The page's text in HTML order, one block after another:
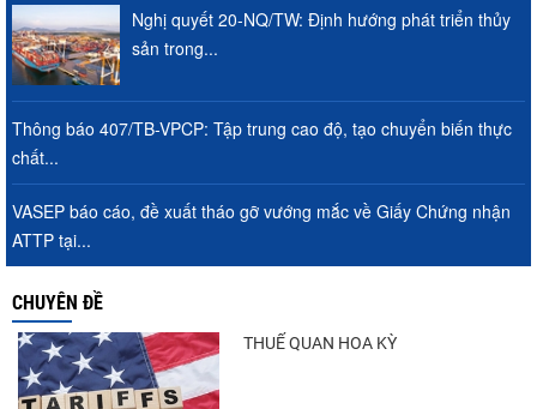
Nghị quyết 20-NQ/TW: Định hướng phát triển thủy
sản trong...
Thông báo 407/TB-VPCP: Tập trung cao độ, tạo chuyển biến thực
chất...
VASEP báo cáo, đề xuất tháo gỡ vướng mắc về Giấy Chứng nhận
ATTP tại...
CHUYÊN ĐỀ
THUẾ QUAN HOA KỲ